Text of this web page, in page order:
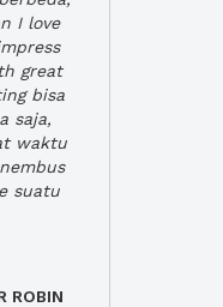
I love
great
bisa
saja,
waktu
suatu
ROBIN